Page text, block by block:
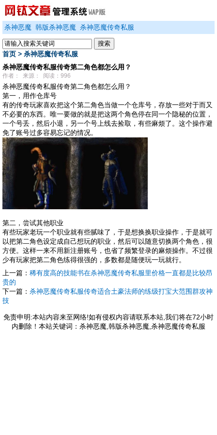
杀神恶魔 韩版杀神恶魔 杀神恶魔传奇私服
首页 > 杀神恶魔传奇私服
杀神恶魔传奇私服传奇第二角色都怎么用？
作者： 来源： 阅读：996
杀神恶魔传奇私服传奇第二角色都怎么用？
第一，用作仓库号
有的传奇玩家喜欢把这个第二角色当做一个仓库号，存放一些对于而又
不必要的东西。唯一要做的就是把这两个角色停在同一个隐秘的位置，
一个号丢，然后小退，另一个号上线去捡取，有些麻烦了。这个操作避
免了账号过多容易忘记的情况。
第二，尝试其他职业
有些玩家老玩一个职业就有些腻味了，于是想换换职业操作，于是就可
以把第二角色设定成自己想玩的职业，然后可以随意切换两个角色，很
方便。这样一来不用新注册账号，也省了频繁登录的麻烦操作。不过很
少有玩家把第二角色练得很强的，多数都是随便玩一玩就行。
上一篇： 稀有度高的技能书在杀神恶魔传奇私服里价格一直都是比较昂
贵的
下一篇： 杀神恶魔传奇私服传奇适合土豪法师的练级打宝大范围群攻神
技
免责申明:本站内容来至网络!如有侵权内容请联系本站,我们将在72小时
内删除！本站关键词：杀神恶魔,韩版杀神恶魔,杀神恶魔传奇私服